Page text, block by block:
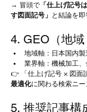
→ 冒頭で 「仕上げ記号
す図面記号」 と結論を即
4. GEO（地
地域軸：日本国内製
業界軸：機械加工
👉 「仕上げ記号 × 図面
最適化に関わる検索ニー
5. 推奨記事構